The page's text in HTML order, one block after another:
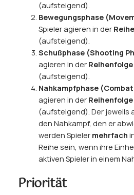
(aufsteigend).
Bewegungsphase
Spieler agieren in der
(aufsteigend).
Schußphase (Shooting
agieren in der
(aufsteigend).
Nahkampfphase
agieren in der
(aufsteigend). Der jeweils
den Nahkampf, den er
werden Spieler mehrfach
Reihe sein, wenn ihre
aktiven Spieler in einem
Priorität